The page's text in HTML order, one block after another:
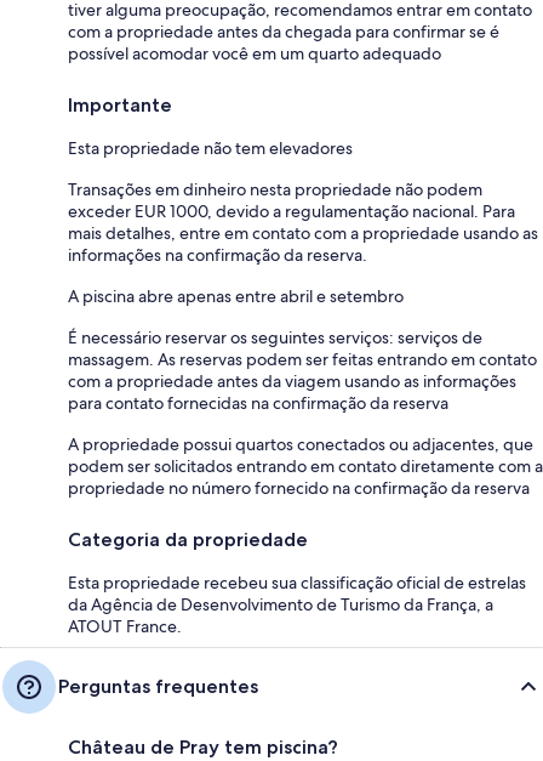
tiver alguma preocupação, recomendamos entrar em contato
com a propriedade antes da chegada para confirmar se é
possível acomodar você em um quarto adequado
Importante
Esta propriedade não tem elevadores
Transações em dinheiro nesta propriedade não podem
exceder EUR 1000, devido a regulamentação nacional. Para
mais detalhes, entre em contato com a propriedade usando as
informações na confirmação da reserva.
A piscina abre apenas entre abril e setembro
É necessário reservar os seguintes serviços: serviços de
massagem. As reservas podem ser feitas entrando em contato
com a propriedade antes da viagem usando as informações
para contato fornecidas na confirmação da reserva
A propriedade possui quartos conectados ou adjacentes, que
podem ser solicitados entrando em contato diretamente com a
propriedade no número fornecido na confirmação da reserva
Categoria da propriedade
Esta propriedade recebeu sua classificação oficial de estrelas
da Agência de Desenvolvimento de Turismo da França, a
ATOUT France.
Perguntas frequentes
Château de Pray tem piscina?